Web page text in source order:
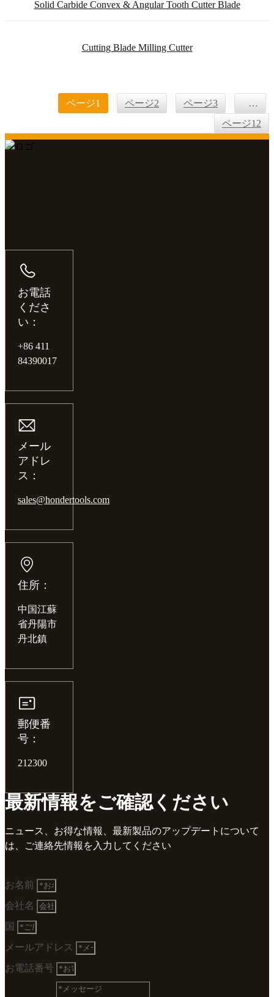
Solid Carbide Convex & Angular Tooth Cutter Blade
Cutting Blade Milling Cutter
ページ1 ページ2 ページ3
…
ページ12
お電話
くださ
い：
+86 411
84390017
メール
アドレ
ス：
sales@hondertools.com
住所：
中国江蘇
省丹陽市
丹北鎮
郵便番
号：
212300
最新情報をご確認ください
ニュース、お得な情報、最新製品のアップデートについて
は、ご連絡先情報を入力してください
お名前
会社名
国
メールアドレス
お電話番号